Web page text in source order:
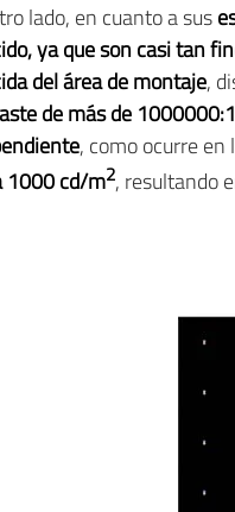
lado, en cuanto a sus
ya que son casi tan
del área de montaje,
de más de 1000000:1
, como ocurre en
1000 cd/m2, resultando